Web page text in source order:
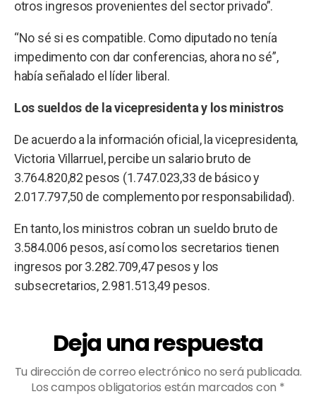
otros ingresos provenientes del sector privado”.
“No sé si es compatible. Como diputado no tenía
impedimento con dar conferencias, ahora no sé”,
había señalado el líder liberal.
Los sueldos de la vicepresidenta y los ministros
De acuerdo a la información oficial, la vicepresidenta,
Victoria Villarruel, percibe un salario bruto de
3.764.820,82 pesos (1.747.023,33 de básico y
2.017.797,50 de complemento por responsabilidad).
En tanto, los ministros cobran un sueldo bruto de
3.584.006 pesos, así como los secretarios tienen
ingresos por 3.282.709,47 pesos y los
subsecretarios, 2.981.513,49 pesos.
Deja una respuesta
Tu dirección de correo electrónico no será publicada.
Los campos obligatorios están marcados con *